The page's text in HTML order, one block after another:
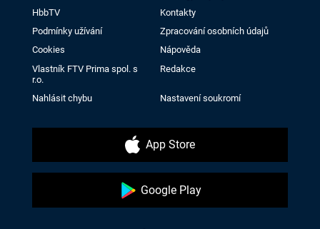
HbbTV
Kontakty
Podmínky užívání
Zpracování osobních údajů
Cookies
Nápověda
Vlastník FTV Prima spol. s
r.o.
Redakce
Nahlásit chybu Nastavení soukromí
App Store
Google Play